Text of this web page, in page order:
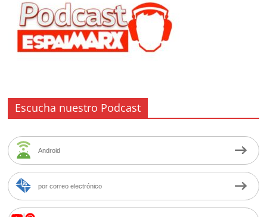
Escucha nuestro Podcast
Android
por correo electrónico